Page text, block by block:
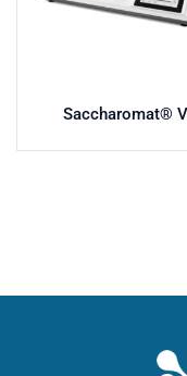
Saccharomat® V